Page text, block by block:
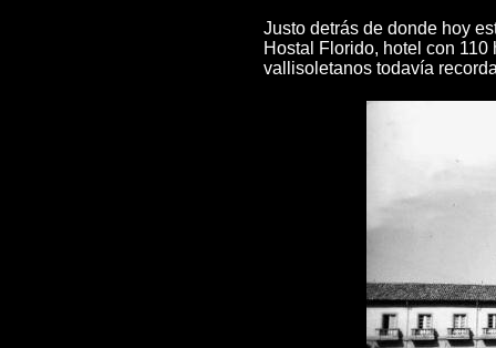
Justo detrás de donde hoy
Hostal Florido, hotel con
vallisoletanos todavía